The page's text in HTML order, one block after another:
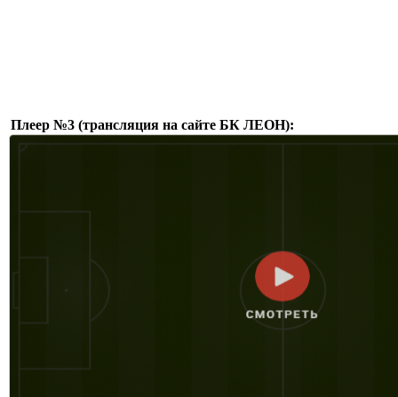
Плеер №3 (трансляция на сайте БК ЛЕОН):